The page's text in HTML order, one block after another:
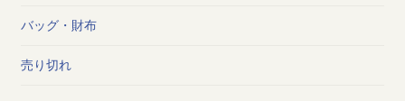
バッグ・財布
売り切れ